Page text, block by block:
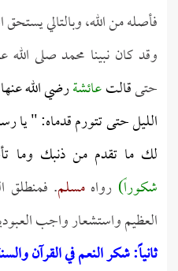
فأصله من الله، وبالتالي
وقد كان نبينا محمد صلى
حتىقالتعائشةرضي الله
الليل حتى تتورم قدماه: "يا
لك ما تقدم من ذنبك وما
شكوراً) رواهمسلم. فمنطلق
العظيم واستشعار واجب
ثانياً: شكر النعم في القرآن